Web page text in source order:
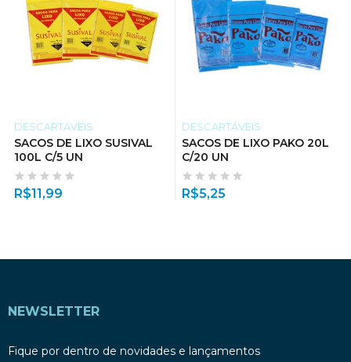
DESCARTÁVEIS
SACOS DE LIXO SUSIVAL
100L C/5 UN
R$11,99
DESCARTÁVEIS
SACOS DE LIXO PAKO 20L
C/20 UN
R$5,25
NEWSLETTER
Fique por dentro de novidades e lançamentos